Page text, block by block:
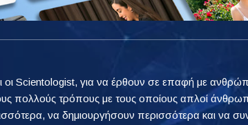
οι Scientologist, για να έρθουν σε επαφή με
πολλούς τρόπους με τους οποίους απλοί
να δημιουργήσουν περισσότερα και να